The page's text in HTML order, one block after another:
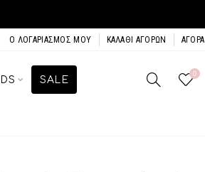
Ο ΛΟΓΑΡΙΑΣΜΌΣ ΜΟΥ ΚΑΛΆΘΙ ΑΓΟΡΏΝ ΑΓΟΡΆ
SALE
0